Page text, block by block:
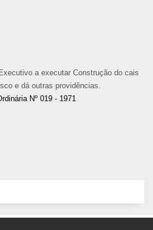
a executar Construção do cais
e dá outras providências.
Nº 019 - 1971